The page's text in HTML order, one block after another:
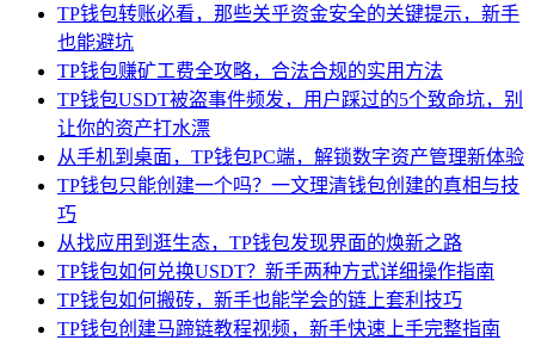
TP钱包转账必看，那些关乎资金安全的关键提示，新手
也能避坑
TP钱包赚矿工费全攻略，合法合规的实用方法
TP钱包USDT被盗事件频发，用户踩过的5个致命坑，别
让你的资产打水漂
从手机到桌面，TP钱包PC端，解锁数字资产管理新体验
TP钱包只能创建一个吗？一文理清钱包创建的真相与技
巧
从找应用到逛生态，TP钱包发现界面的焕新之路
TP钱包如何兑换USDT？新手两种方式详细操作指南
TP钱包如何搬砖，新手也能学会的链上套利技巧
TP钱包创建马蹄链教程视频，新手快速上手完整指南